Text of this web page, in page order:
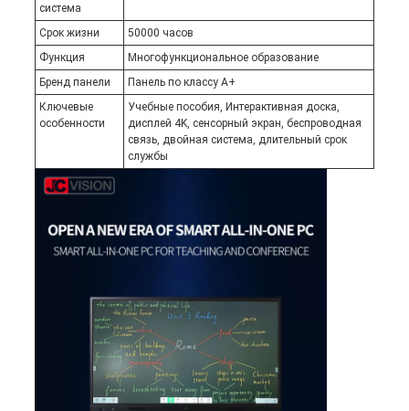
система
Срок жизни
50000 часов
Функция
Многофункциональное образование
Бренд панели
Панель по классу A+
Ключевые
особенности
Учебные пособия, Интерактивная доска,
дисплей 4K, сенсорный экран, беспроводная
связь, двойная система, длительный срок
службы